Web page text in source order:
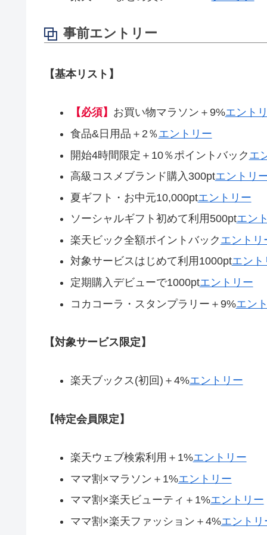
事前エントリー
【基本リスト】
【必須】 お買い物マラソン＋9%エント
食品&日用品＋2％エントリー
開始4時間限定＋10％ポイントバック エ
高級コスメブランド購入300ptエントリ
夏ギフト・お中元10,000ptエントリー
ソーシャルギフト初めて利用500ptエン
楽天ビック全額ポイントバック エントリ
対象サービスはじめて利用1000ptエント
定期購入デビューで1000ptエントリー
コカコーラ・スタンプラリー＋9%エン
【対象サービス限定】
楽天ブックス(初回)＋4%エントリー
【特定会員限定】
楽天ウェブ検索利用＋1%エントリー
ママ割×マラソン＋1%エントリー
ママ割×楽天ビューティ＋1%エントリー
ママ割×楽天ファッション＋4%エントリ